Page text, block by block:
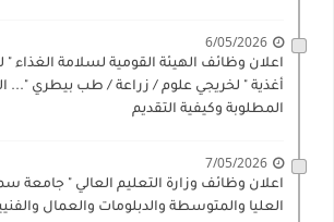
6/05/2026
اعلان وظائف الهيئة القومية لسلامة
أغذية " لخريجي علوم / زراعة / طب بيطري "...
المطلوبة وكيفية التقديم
7/05/2026
اعلان وظائف وزارة التعليم العالي " جامعة